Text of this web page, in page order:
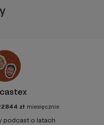
zł miesięcznie
podcast o latach